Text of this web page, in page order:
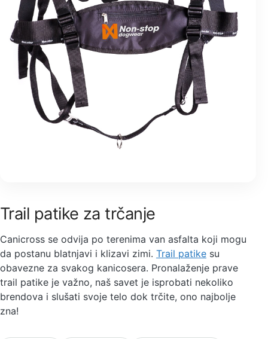
Trail patike za trčanje
Canicross se odvija po terenima van asfalta koji mogu
da postanu blatnjavi i klizavi zimi. Trail patike su
obavezne za svakog kanicosera. Pronalaženje prave
trail patike je važno, naš savet je isprobati nekoliko
brendova i slušati svoje telo dok trčite, ono najbolje
zna!